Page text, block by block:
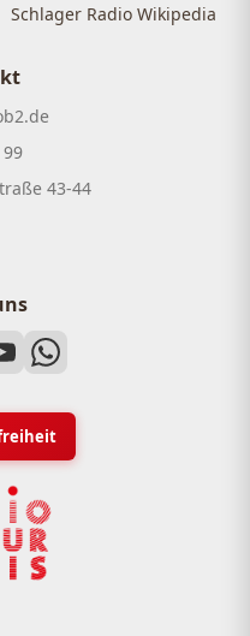
Schlager Radio Wikipedia
43-44